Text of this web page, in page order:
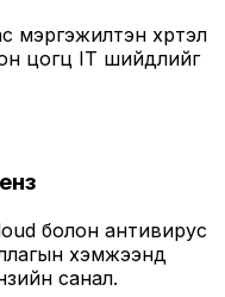
мэргэжилтэн хүртэл
цогц IT шийдлийг
болон антивирус
хэмжээнд
санал.